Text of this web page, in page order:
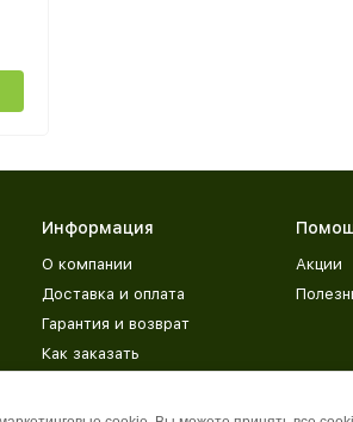
Информация
О компании
Доставка и оплата
Гарантия и возврат
Как заказать
База знаний
Акции